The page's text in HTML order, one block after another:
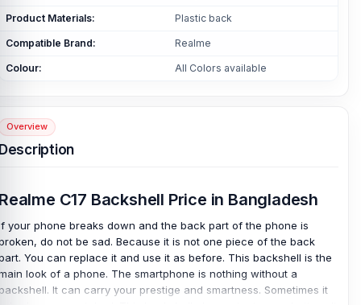
Product Materials: Plastic back
Compatible Brand: Realme
Colour: All Colors available
Overview
C17 Backshell Price in Bangladesh
your phone breaks down and the back part of the phone is
do not be sad. Because it is not one piece of the back
You can replace it and use it as before. This backshell is the
look of a phone. The smartphone is nothing without a
It can carry your prestige and smartness. Sometimes it